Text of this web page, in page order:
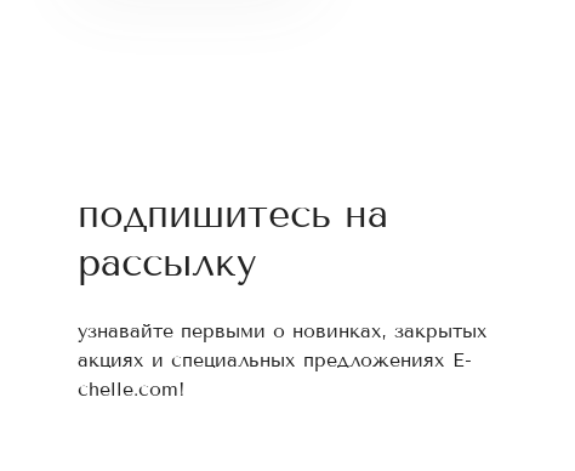
подпишитесь на
рассылку
узнавайте первыми о новинках, закрытых
акциях и специальных предложениях E-
chelle.com!